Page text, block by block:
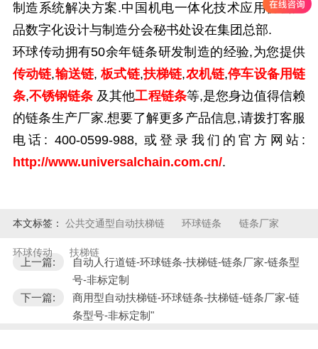
制造系统解决方案.中国机电一体化技术应用协会产
品数字化设计与制造分会秘书处设在集团总部.
环球传动拥有50余年链条研发制造的经验,为您提供
传动链,输送链,板式链,扶梯链,农机链,停车设备用链
条,不锈钢链条 及其他工程链条等,是您身边值得信赖
的链条生产厂家.想要了解更多产品信息,请拨打客服
电话: 400-0599-988, 或登录我们的官方网站:
http://www.universalchain.com.cn/.
本文标签： 公共交通型自动扶梯链 环球链条 链条厂家
环球传动 扶梯链
上一篇:
自动人行道链-环球链条-扶梯链-链条厂家-链条型
号-非标定制
下一篇:
商用型自动扶梯链-环球链条-扶梯链-链条厂家-链
条型号-非标定制"